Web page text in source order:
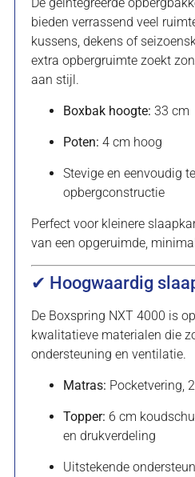
bieden verrassend veel
kussens, dekens of
extra opbergruimte zoekt
aan stijl.
Boxbak hoogte: 33 cm
Poten: 4 cm hoog
Stevige en eenvoudig
opbergconstructie
Perfect voor kleinere
van een opgeruimde,
✔ Hoogwaardig
De Boxspring NXT 4000 is
kwalitatieve materialen die
ondersteuning en ventilatie.
Matras: Pocketvering,
Topper: 6 cm
en drukverdeling
Uitstekende